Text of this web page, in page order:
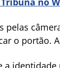
pelas
o portão.